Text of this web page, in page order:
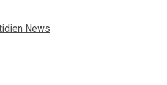
News